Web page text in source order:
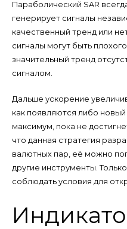
Параболический SAR
генерирует сигналы
качественный тренд или
сигналы могут быть
значительный тренд
сигналом.
Дальше ускорение
как появляются либо
максимум, пока не
что данная стратегия
валютных пар, её можно
другие инструменты.
соблюдать условия для